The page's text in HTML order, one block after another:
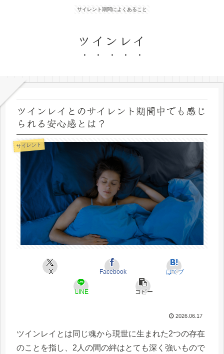
サイレント期間によくあること
ツインレイ
ツインレイとのサイレント期間中でも感じ
られる安心感とは？
サイレント
X Facebook はてブ
LINE コピー
2026.06.17
ツインレイとは同じ魂から現世に生まれた2つの存在
のことを指し、2人の間の絆はとても深く強いもので